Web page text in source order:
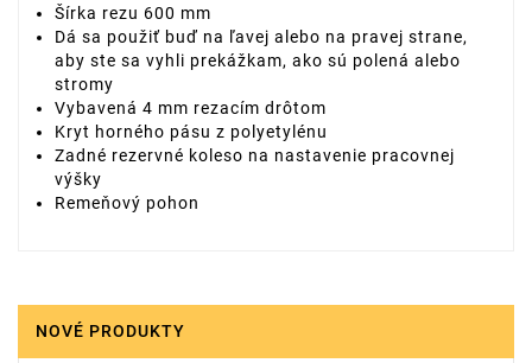
Šírka rezu 600 mm
Dá sa použiť buď na ľavej alebo na pravej strane,
aby ste sa vyhli prekážkam, ako sú polená alebo
stromy
Vybavená 4 mm rezacím drôtom
Kryt horného pásu z polyetylénu
Zadné rezervné koleso na nastavenie pracovnej
výšky
Remeňový pohon
NOVÉ PRODUKTY